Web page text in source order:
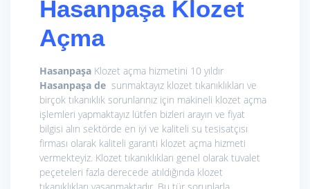
Hasanpaşa Klozet
Açma
Hasanpaşa Klozet açma hizmetini 10 yıldır
Hasanpaşa de sunmaktayız klozet tıkanıklıkları ve
birçok tıkanıklık sorunlarınız için makineli klozet açma
işlemleri yapmaktayız lütfen bizleri arayın ve fiyat
bilgisi alın sektörde en iyi ve kaliteli su tesisatçısı
firması olarak kaliteli garanti klozet açma hizmeti
vermekteyiz. Klozet tıkanıklıkları genel olarak tuvalet
peçeteleri fazla derecede atıldığında klozet